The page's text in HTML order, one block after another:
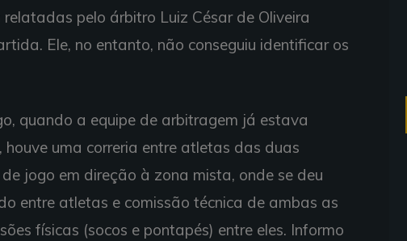
pelo árbitro Luiz César de Oliveira
Ele, no entanto, não conseguiu identificar os
quando a equipe de arbitragem já estava
houve uma correria entre atletas das duas
jogo em direção à zona mista, onde se deu
entre atletas e comissão técnica de ambas as
físicas (socos e pontapés) entre eles. Informo